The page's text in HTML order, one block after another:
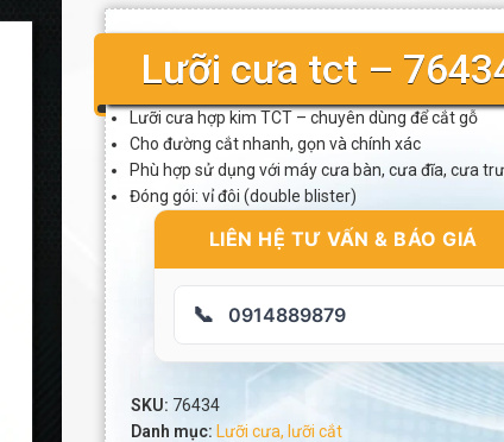
Lưỡi cưa tct –
Lưỡi cưa hợp kim TCT – chuyên dùng để cắt gỗ
Cho đường cắt nhanh, gọn và chính xác
Phù hợp sử dụng với máy cưa bàn, cưa đĩa, cưa
Đóng gói: vỉ đôi (double blister)
LIÊN HỆ TƯ VẤN & BÁO GIÁ
📞 0914889879
SKU: 76434
Danh mục: Lưỡi cưa, lưỡi cắt